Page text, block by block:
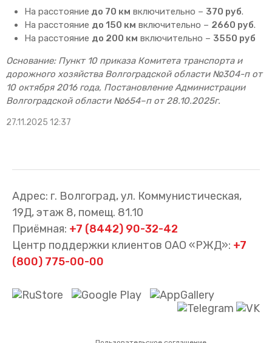
Мобильное приложение
Правила проезда
Для маломобильных
пассажиров
На расстояние до 70 км включительно – 370 руб.
На расстояние до 150 км включительно – 2660 руб.
На расстояние до 200 км включительно – 3550 руб
Основание: Пункт 10 приказа Комитета транспорта и
дорожного хозяйства Волгоградской области №304-п от
10 октября 2016 года, Постановление Администрации
Волгоградской области №654–п от 28.10.2025г.
27.11.2025 12:37
Адрес: г. Волгоград, ул. Коммунистическая,
19Д, этаж 8, помещ. 81.10
Приёмная: +7 (8442) 90-32-42
Центр поддержки клиентов ОАО «РЖД»: +7
(800) 775-00-00